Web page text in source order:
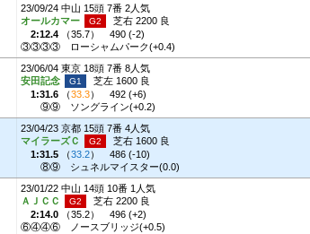
23/09/24 中山 15頭 7番 2人気
オールカマー
芝右 2200 良
2:12.4 （35.7）
490 (-2)
③③③③
ローシャムパーク(+0.4)
23/06/04 東京 18頭 7番 8人気
安田記念
芝左 1600 良
1:31.6 （33.3）
492 (+6)
⑨⑨
ソングライン(+0.2)
23/04/23 京都 15頭 7番 4人気
マイラーズＣ
芝右 1600 良
1:31.5 （33.2）
486 (-10)
⑧⑨
シュネルマイスター(0.0)
23/01/22 中山 14頭 10番 1人気
ＡＪＣＣ
芝右 2200 良
2:14.0 （35.2）
496 (+2)
⑥④④⑥
ノースブリッジ(+0.5)